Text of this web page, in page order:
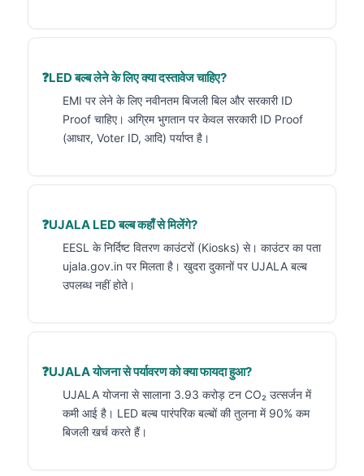
LED बल्ब लेने के लिए क्या दस्तावेज चाहिए?
EMI पर लेने के लिए नवीनतम बिजली बिल और सरकारी ID
Proof चाहिए। अग्रिम भुगतान पर केवल सरकारी ID Proof
(आधार, Voter ID, आदि) पर्याप्त है।
UJALA LED बल्ब कहाँ से मिलेंगे?
EESL के निर्दिष्ट वितरण काउंटरों (Kiosks) से। काउंटर का पता
ujala.gov.in पर मिलता है। खुदरा दुकानों पर UJALA बल्ब
उपलब्ध नहीं होते।
UJALA योजना से पर्यावरण को क्या फायदा हुआ?
UJALA योजना से सालाना 3.93 करोड़ टन CO₂ उत्सर्जन में
कमी आई है। LED बल्ब पारंपरिक बल्बों की तुलना में 90% कम
बिजली खर्च करते हैं।